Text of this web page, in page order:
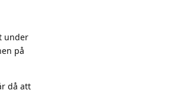
under
på
då att